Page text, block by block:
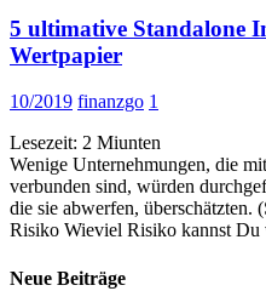
5 ultimative Standalone
Wertpapier
10/2019 finanzgo 1
Lesezeit: 2 Miunten
Wenige Unternehmungen, die
verbunden sind, würden
die sie abwerfen, überschätzten.
Risiko Wieviel Risiko kannst Du
Neue Beiträge